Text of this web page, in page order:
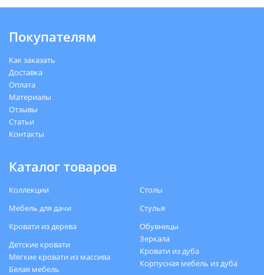
Покупателям
Как заказать
Доставка
Оплата
Материалы
Отзывы
Статьи
Контакты
Каталог товаров
Коллекции
Мебель для дачи
Кровати из дерева
Детские кровати
Мягкие кровати из массива
Белая мебель
Столы
Стулья
Обувницы
Зеркала
Кровати из дуба
Корпусная мебель из дуба